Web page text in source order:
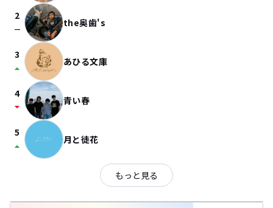
2
check_indeterminate_small the奥歯's
3
arrow_drop_up あひる文庫
4
arrow_drop_down 青い春
5
arrow_drop_up 月と徒花
もっと見る